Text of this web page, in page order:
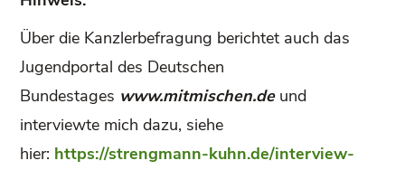
Über die Kanzlerbefragung berichtet auch das
Jugendportal des Deutschen
Bundestages www.mitmischen.de und
interviewte mich dazu, siehe
hier: https://strengmann-kuhn.de/interview-